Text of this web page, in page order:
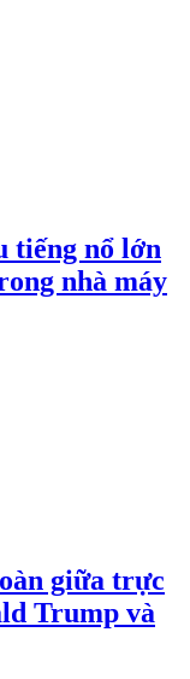
tiếng nổ lớn
nhà máy
giữa trực
Trump và